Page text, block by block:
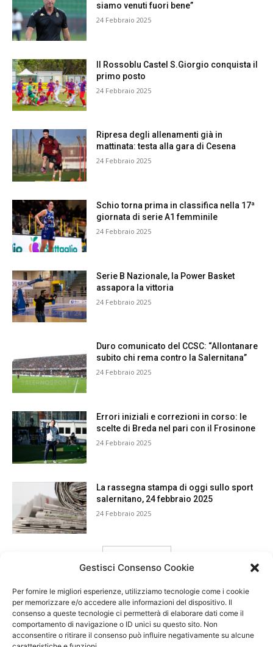
Gestisci Consenso Cookie
Per fornire le migliori esperienze, utilizziamo tecnologie come i cookie
per memorizzare e/o accedere alle informazioni del dispositivo. Il
consenso a queste tecnologie ci permetterà di elaborare dati come il
comportamento di navigazione o ID unici su questo sito. Non
acconsentire o ritirare il consenso può influire negativamente su alcune
siamo venuti fuori bene”
24 Febbraio 2025
Il Rossoblu Castel S.Giorgio conquista il
primo posto
24 Febbraio 2025
Ripresa degli allenamenti già in
mattinata: testa alla gara di Cesena
24 Febbraio 2025
Schio torna prima in classifica nella 17ª
giornata di serie A1 femminile
24 Febbraio 2025
Serie B Nazionale, la Power Basket
assapora la vittoria
24 Febbraio 2025
Duro comunicato del CCSC: “Allontanare
subito chi rema contro la Salernitana”
24 Febbraio 2025
Errori iniziali e correzioni in corso: le
scelte di Breda nel pari con il Frosinone
24 Febbraio 2025
La rassegna stampa di oggi sullo sport
salernitano, 24 febbraio 2025
24 Febbraio 2025